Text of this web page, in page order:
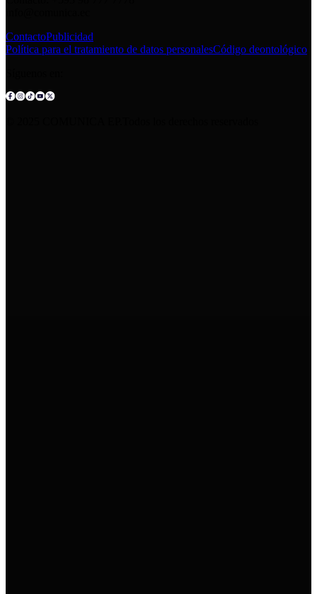
ContactoPublicidad
Política para el tratamiento de datos personalesCódigo deontológico